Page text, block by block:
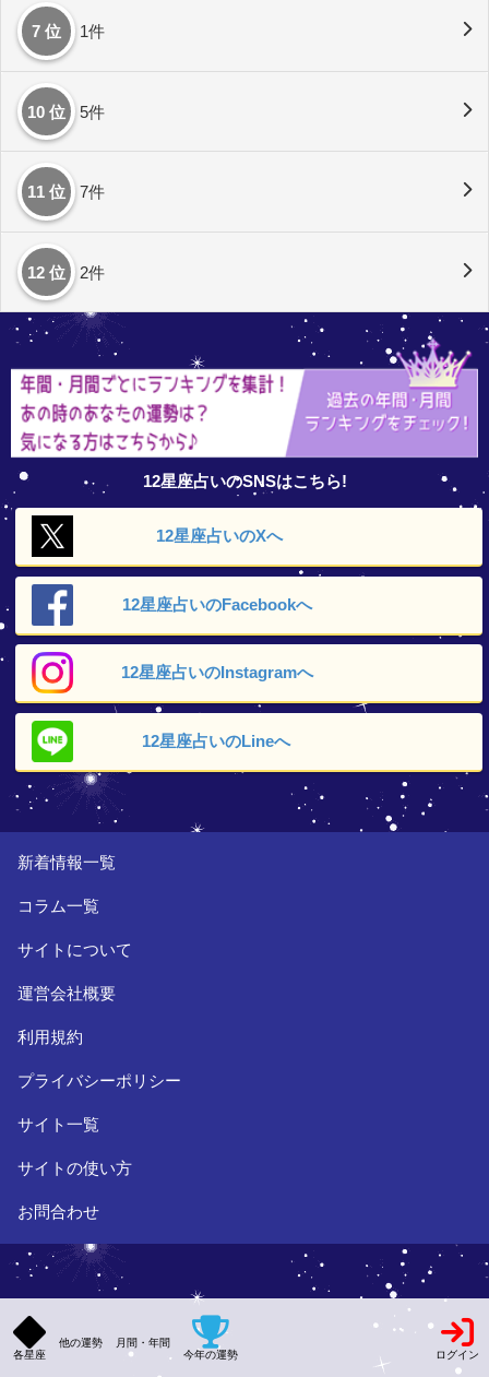
7 位 1件
10 位 5件
11 位 7件
12 位 2件
12星座占いのSNSはこちら!
12星座占いのXへ
12星座占いのFacebookへ
12星座占いのInstagramへ
12星座占いのLineへ
新着情報一覧
コラム一覧
サイトについて
運営会社概要
利用規約
プライバシーポリシー
サイト一覧
サイトの使い方
お問合わせ
各星座
他の運勢
月間・年間
今年の運勢
ログイン